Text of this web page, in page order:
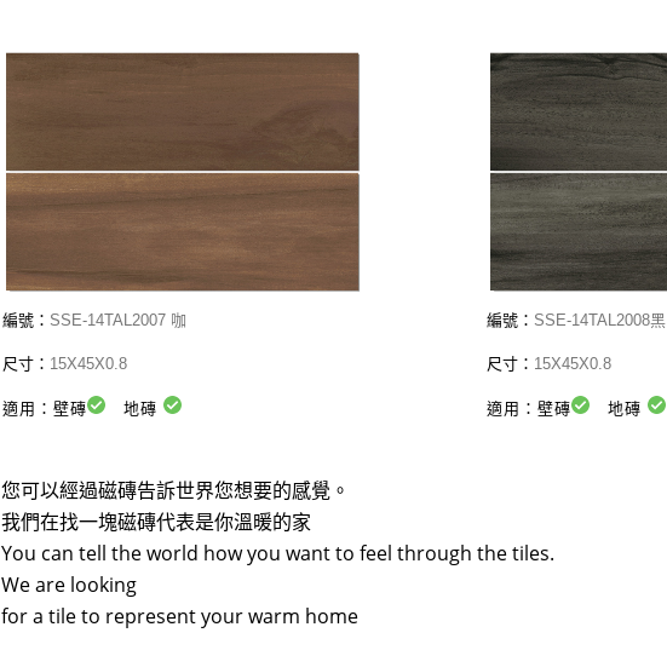
編號： SSE-14TAL2007 咖
尺寸： 15X45X0.8
適用：壁磚 地磚
編號： SSE-14TAL2008黑
尺寸： 15X45X0.8
適用：壁磚 地磚
您可以經過磁磚告訴世界您想要的感覺。
我們在找一塊磁磚代表是你溫暖的家
You can tell the world how you want to feel through the tiles.
We are looking
for a tile to represent your warm home